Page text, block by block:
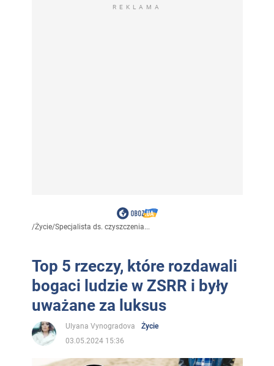
REKLAMA
/Życie/Specjalista ds. czyszczenia...
Top 5 rzeczy, które rozdawali
bogaci ludzie w ZSRR i były
uważane za luksus
Ulyana Vynogradova
Życie
03.05.2024 15:36